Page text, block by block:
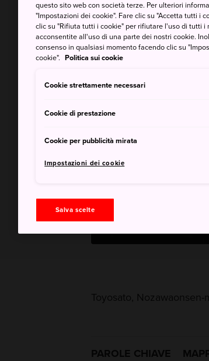
Toyosato,
PAROLE CHIAVE
questo sito web con società terze. Per ulteriori
"Impostazioni dei cookie". Fare clic su "Accetta tutti i
clic su "Rifiuta tutti i cookie" per rifiutare l'uso di tutti
acconsentite all'uso di una parte dei nostri cookie.
consenso in qualsiasi momento facendo clic su
cookie". Politica sui cookie
Cookie strettamente necessari
Cookie di prestazione
Cookie per pubblicità mirata
Impostazioni dei cookie
Salva scelte